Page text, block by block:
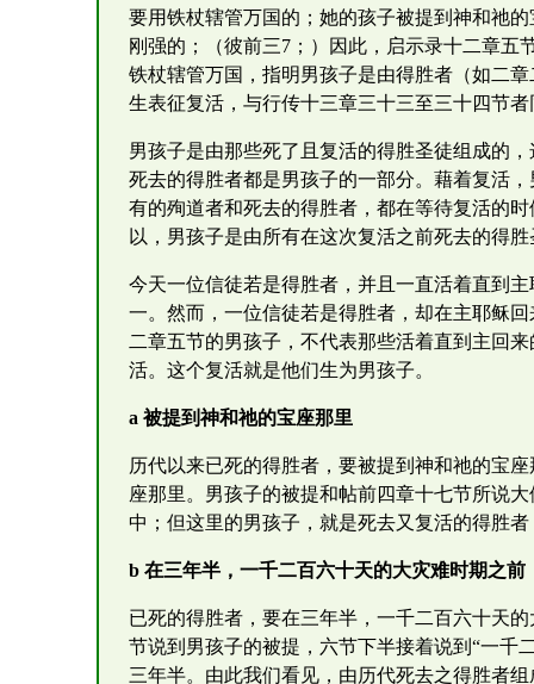
要用铁杖辖管万国的；她的孩子被提到神和祂
刚强的；（彼前三7；）因此，启示录十二章
铁杖辖管万国，指明男孩子是由得胜者（如二
生表征复活，与行传十三章三十三至三十四节者
男孩子是由那些死了且复活的得胜圣徒组成的
死去的得胜者都是男孩子的一部分。藉着复活
有的殉道者和死去的得胜者，都在等待复活的
以，男孩子是由所有在这次复活之前死去的得
今天一位信徒若是得胜者，并且一直活着直到
一。然而，一位信徒若是得胜者，却在主耶稣
二章五节的男孩子，不代表那些活着直到主回
活。这个复活就是他们生为男孩子。
a 被提到神和祂的宝座那里
历代以来已死的得胜者，要被提到神和祂的宝
座那里。男孩子的被提和帖前四章十七节所说
中；但这里的男孩子，就是死去又复活的得胜
b 在三年半，一千二百六十天的大灾难时期之前
已死的得胜者，要在三年半，一千二百六十天
节说到男孩子的被提，六节下半接着说到“一千
三年半。由此我们看见，由历代死去之得胜者